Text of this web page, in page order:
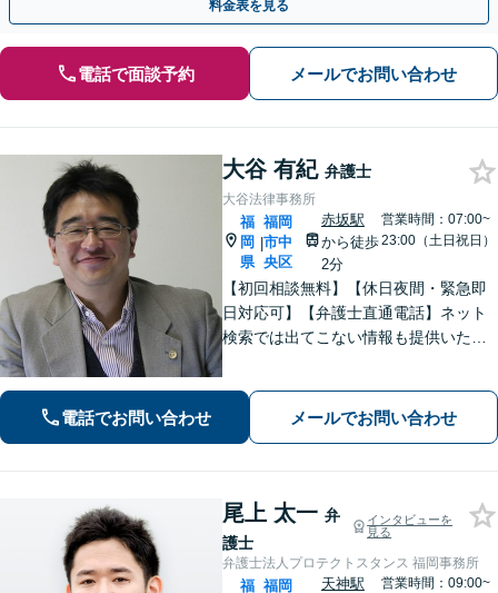
料金表を見る
電話で面談予約 メールでお問い合わせ
大谷 有紀 弁護士
大谷法律事務所
福
岡
県
|
福岡
市中
央区
赤坂駅
から徒歩
2分
営業時間：07:00~
23:00（土日祝日）
【初回相談無料】【休日夜間・緊急即
日対応可】【弁護士直通電話】ネット
検索では出てこない情報も提供いたし
でも諦めずに是非一度ご相談くださ
い。【福岡市中央区赤坂駅徒歩２分】
電話でお問い合わせ メールでお問い合わせ
尾上 太一 弁
護士
インタビューを
見る
弁護士法人プロテクトスタンス 福岡事務所
福 福岡
天神駅
営業時間：09:00~